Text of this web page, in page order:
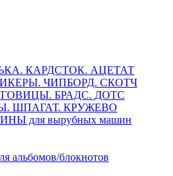
КАРДСТОК. АЦЕТАТ
ЧИПБОРД. СКОТЧ
БРАДС. ДОТС
ШПАГАТ. КРУЖЕВО
для вырубных машин
блокнотов